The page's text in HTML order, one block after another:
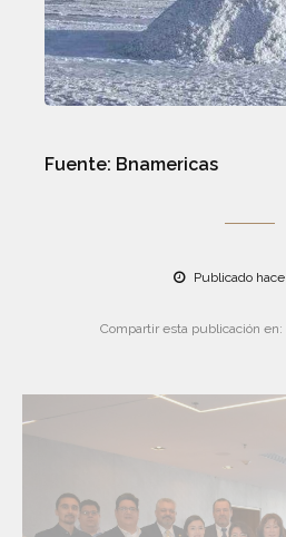
Fuente: Bnamericas
Publicado
Compartir esta publicación en: